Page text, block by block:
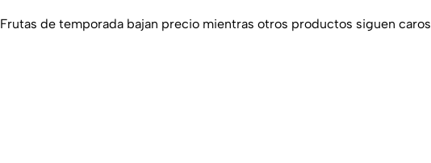
Frutas de temporada bajan precio mientras otros productos siguen caros